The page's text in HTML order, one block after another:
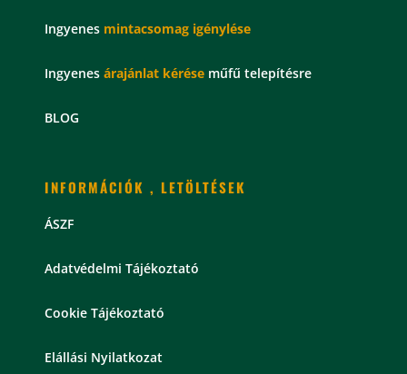
Ingyenes mintacsomag igénylése
Ingyenes árajánlat kérése műfű telepítésre
BLOG
INFORMÁCIÓK , LETÖLTÉSEK
ÁSZF
Adatvédelmi Tájékoztató
Cookie Tájékoztató
Elállási Nyilatkozat